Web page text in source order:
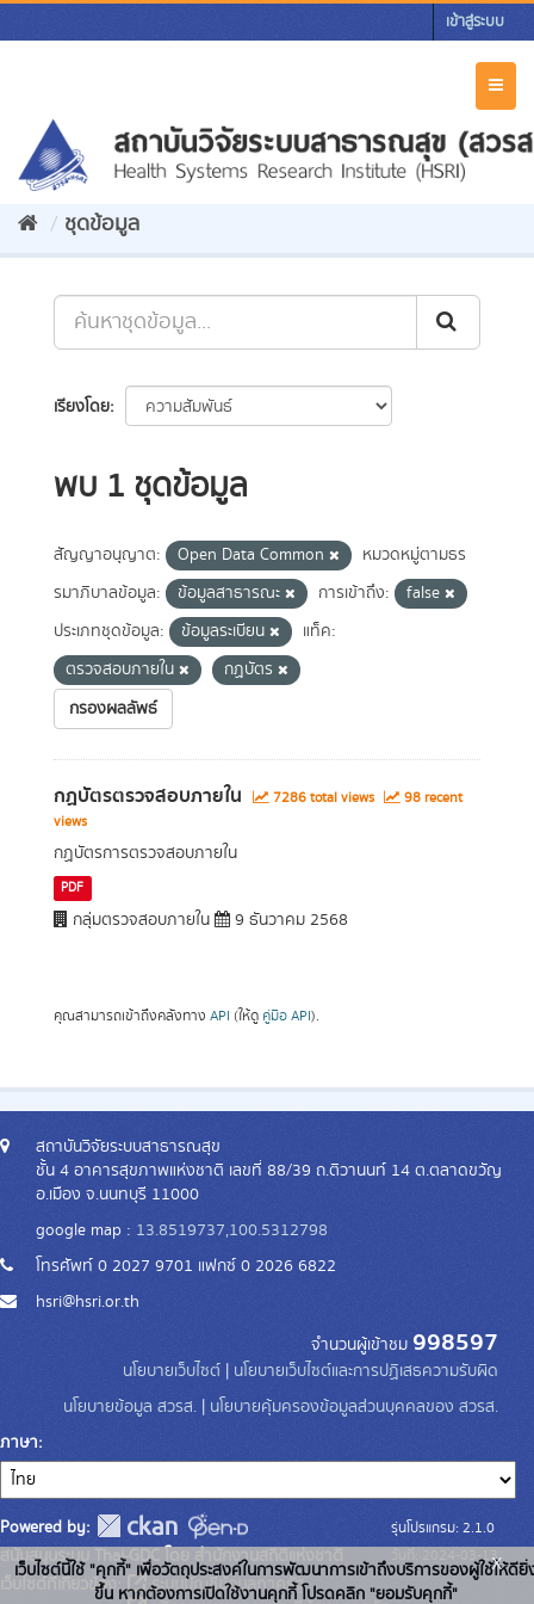
Skip
to
เข้าสู่ระบบ
ชุดข้อมูล
เรียงโดย
พบ 1 ชุดข้อมูล
สัญญาอนุญาต: Open Data Common
หมวดหมู่ตามธร
รมาภิบาลข้อมูล:
ข้อมูลสาธารณะ การเข้าถึง:
false
ประเภทชุดข้อมูล:
ข้อมูลระเบียน
แท็ค:
ตรวจสอบภายใน
กฏบัตร
กรองผลลัพธ์
กฏบัตรตรวจสอบภายใน 7286 total views
98 recent
views
กฏบัตรการตรวจสอบภายใน
PDF
กลุ่มตรวจสอบภายใน 9 ธันวาคม 2568
คุณสามารถเข้าถึงคลังทาง API (ให้ดู คู่มือ API).
สถาบันวิจัยระบบสาธารณสุข
ชั้น 4 อาคารสุขภาพแห่งชาติ เลขที่ 88/39 ถ.ติวานนท์ 14 ต.ตลาดขวัญ
อ.เมือง จ.นนทบุรี 11000
google map : 13.8519737,100.5312798
โทรศัพท์ 0 2027 9701 แฟกซ์ 0 2026 6822
hsri@hsri.or.th
จำนวนผู้เข้าชม 998597
นโยบายเว็บไซต์ | นโยบายเว็บไซต์และการปฏิเสธความรับผิด
นโยบายข้อมูล สวรส. | นโยบายคุ้มครองข้อมูลส่วนบุคคลของ สวรส.
ภาษา
Powered by:
สนับสนุนระบบ Thai-GDC โดย สำนักงานสถิติแห่งชาติ
เว็บไซต์ที่เกี่ยวข้อง:
ระบบบัญชีข้อมูลภาครัฐ
รุ่นโปรแกรม: 2.1.0
วันที่: 2024-03-13
เว็บไซต์นี้ใช้ "คุกกี้" เพื่อวัตถุประสงค์ในการพัฒนาการเข้าถึงบริการของผู้ใช้ให้ดียิ่
ขึ้น หากต้องการเปิดใช้งานคุกกี้ โปรดคลิก "ยอมรับคุกกี้"
x